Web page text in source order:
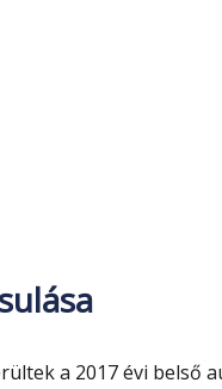
a 2017 évi belső